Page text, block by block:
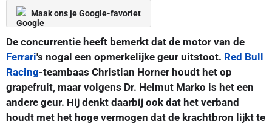
Maak ons je Google-favoriet
De concurrentie heeft bemerkt dat de motor van de
Ferrari's nogal een opmerkelijke geur uitstoot. Red Bull
Racing-teambaas Christian Horner houdt het op
grapefruit, maar volgens Dr. Helmut Marko is het een
andere geur. Hij denkt daarbij ook dat het verband
houdt met het hoge vermogen dat de krachtbron lijkt te